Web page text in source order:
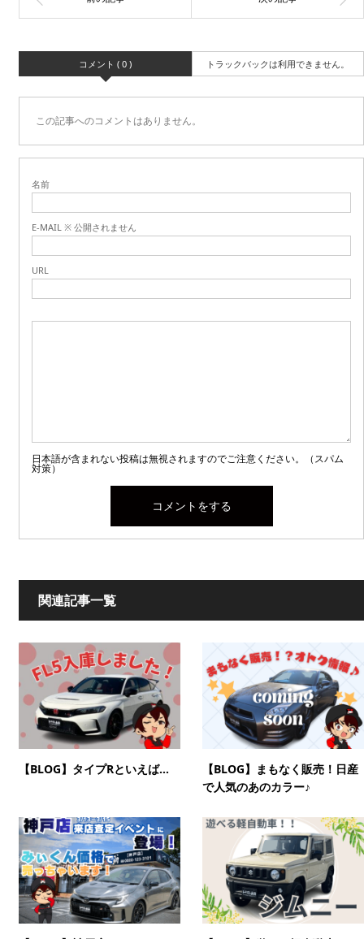
コメント ( 0 ) トラックバックは利用できません。
この記事へのコメントはありません。
名前
E-MAIL ※ 公開されません
URL
日本語が含まれない投稿は無視されますのでご注意ください。（スパム
対策）
関連記事一覧
【BLOG】タイプRといえば…
【BLOG】まもなく販売！日産
で人気のあのカラー♪